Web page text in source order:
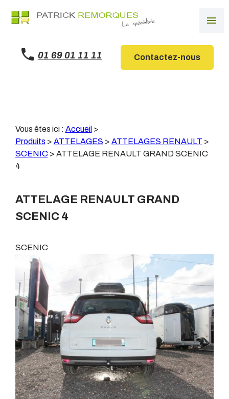
menu
01 69 01 11 11 Contactez-nous
Vous êtes ici : Accueil >
Produits > ATTELAGES > ATTELAGES RENAULT >
SCENIC > ATTELAGE RENAULT GRAND SCENIC
4
ATTELAGE RENAULT GRAND
SCENIC 4
SCENIC